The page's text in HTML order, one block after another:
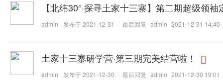
【北纬30°·探寻土家十三寨】第二期超级领袖
admin 发布于 2021-12-31 最后回复 admin 2021-12-31 14:40
土家十三寨研学营·第三期完美结营啦！
admin 发布于 2021-12-30 最后回复 admin 2021-12-30 19:01